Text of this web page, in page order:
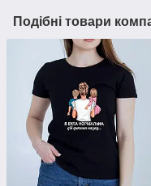
Подібні товари